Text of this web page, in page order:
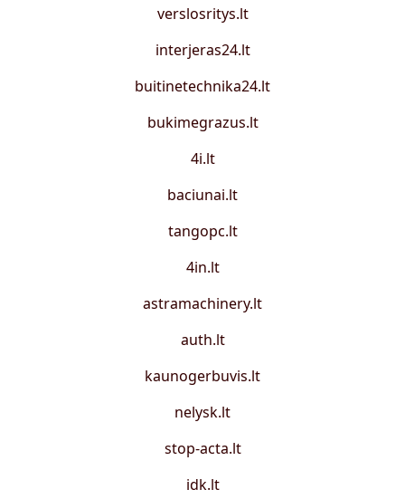
verslosritys.lt
interjeras24.lt
buitinetechnika24.lt
bukimegrazus.lt
4i.lt
baciunai.lt
tangopc.lt
4in.lt
astramachinery.lt
auth.lt
kaunogerbuvis.lt
nelysk.lt
stop-acta.lt
idk.lt